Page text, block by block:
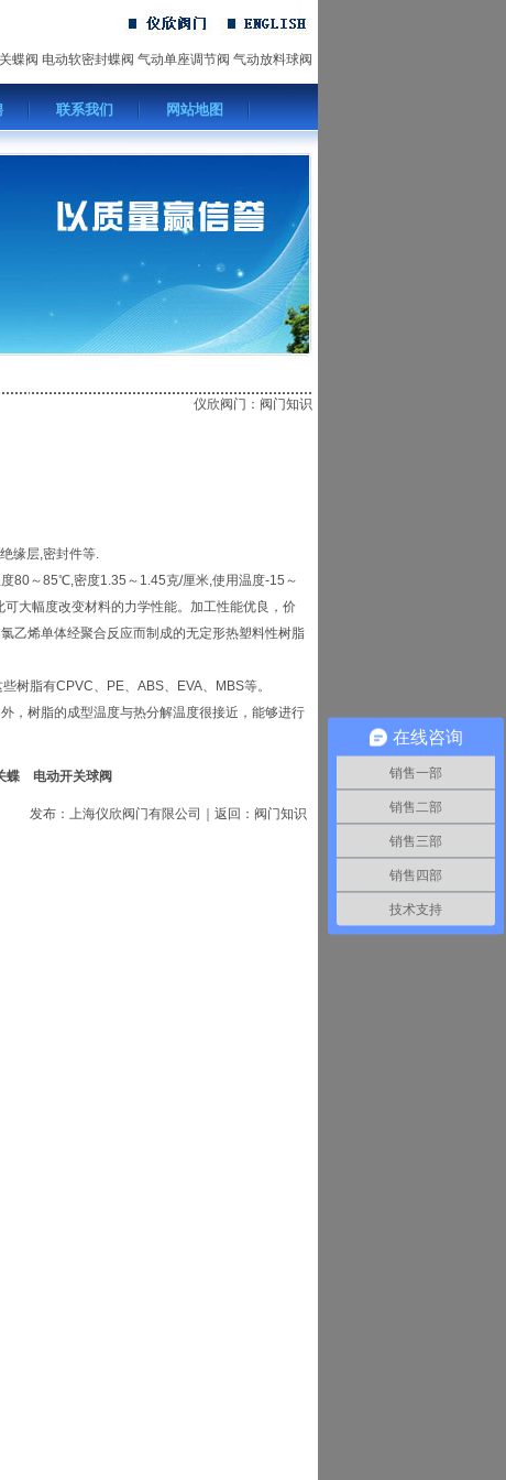
蝶阀 电动软密封蝶阀 气动单座调节阀 气动放料球阀
联系我们 网站地图
仪欣阀门 ： 阀门知识
缘层,密封件等.
80～85℃,密度1.35～1.45克/厘米,使用温度-15～
大幅度改变材料的力学性能。加工性能优良，价
乙烯单体经聚合反应而制成的无定形热塑料性树脂
树脂有CPVC、PE、ABS、EVA、MBS等。
，树脂的成型温度与热分解温度很接近，能够进行
蝶 电动开关球阀
发布： 上海仪欣阀门有限公司 ｜返回： 阀门知识
在线咨询
销售一部
销售二部
销售三部
销售四部
技术支持